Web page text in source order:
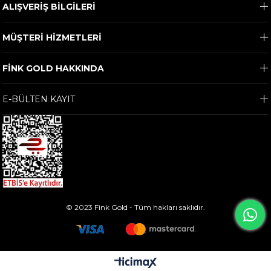
ALIŞVERİŞ BİLGİLERİ
MÜŞTERİ HİZMETLERİ
FİNK GOLD HAKKINDA
E-BÜLTEN KAYIT
© 2023 Fink Gold - Tüm hakları saklıdır.